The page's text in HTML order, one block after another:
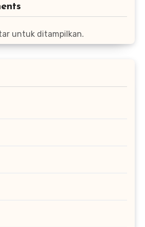
untuk ditampilkan.